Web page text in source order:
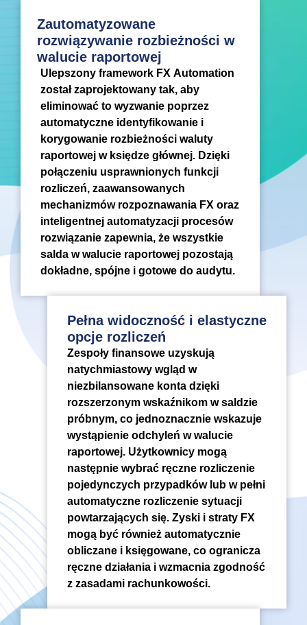
Zautomatyzowane
rozwiązywanie rozbieżności w
walucie raportowej
Ulepszony framework FX Automation
został zaprojektowany tak, aby
eliminować to wyzwanie poprzez
automatyczne identyfikowanie i
korygowanie rozbieżności waluty
raportowej w księdze głównej. Dzięki
połączeniu usprawnionych funkcji
rozliczeń, zaawansowanych
mechanizmów rozpoznawania FX oraz
inteligentnej automatyzacji procesów
rozwiązanie zapewnia, że wszystkie
salda w walucie raportowej pozostają
dokładne, spójne i gotowe do audytu.
Pełna widoczność i elastyczne
opcje rozliczeń
Zespoły finansowe uzyskują
natychmiastowy wgląd w
niezbilansowane konta dzięki
rozszerzonym wskaźnikom w saldzie
próbnym, co jednoznacznie wskazuje
wystąpienie odchyleń w walucie
raportowej. Użytkownicy mogą
następnie wybrać ręczne rozliczenie
pojedynczych przypadków lub w pełni
automatyczne rozliczenie sytuacji
powtarzających się. Zyski i straty FX
mogą być również automatycznie
obliczane i księgowane, co ogranicza
ręczne działania i wzmacnia zgodność
z zasadami rachunkowości.